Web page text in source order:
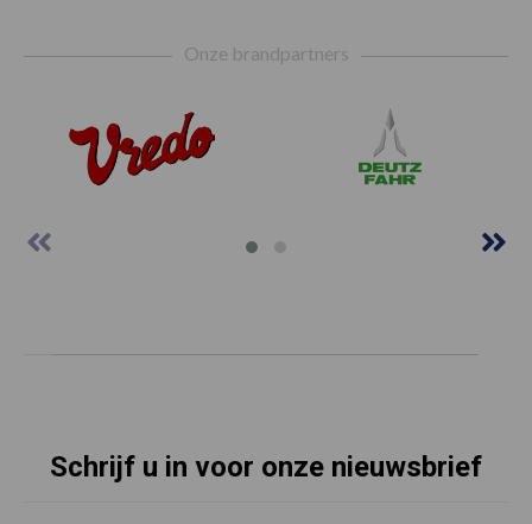
Onze brandpartners
Schrijf u in voor onze nieuwsbrief